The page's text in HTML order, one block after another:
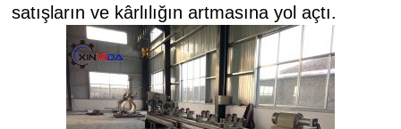
satışların ve kârlılığın artmasına yol açtı.